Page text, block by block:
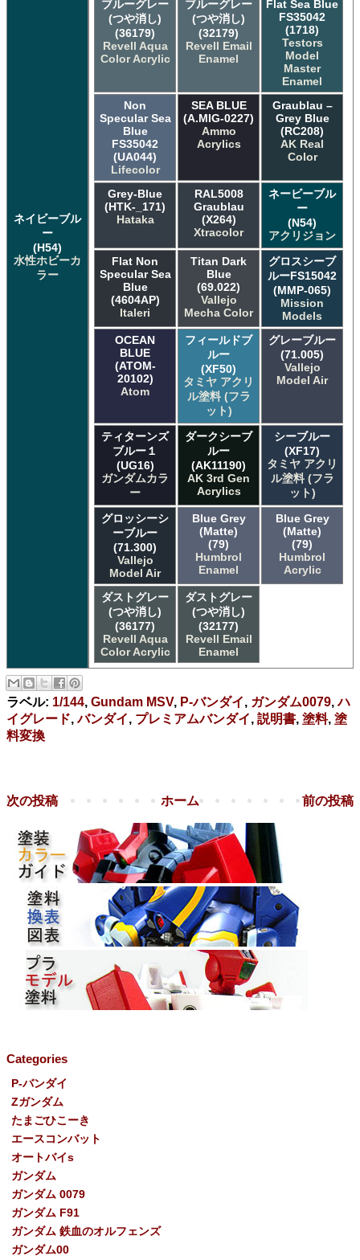
ネイビーブル
ー
(H54)
水性ホビーカ
ラー
ブルーグレー
(つや消し)
(36179)
Revell Aqua
Color Acrylic
ブルーグレー
(つや消し)
(32179)
Revell Email
Enamel
Flat Sea Blue
FS35042
(1718)
Testors
Model
Master
Enamel
Non
Specular Sea
Blue
FS35042
(UA044)
Lifecolor
SEA BLUE
(A.MIG-0227)
Ammo
Acrylics
Graublau –
Grey Blue
(RC208)
AK Real
Color
Grey-Blue
(HTK-_171)
Hataka
RAL5008
Graublau
(X264)
Xtracolor
ネービーブル
ー
(N54)
アクリジョン
Flat Non
Specular Sea
Blue
(4604AP)
Italeri
Titan Dark
Blue
(69.022)
Vallejo
Mecha Color
グロスシーブ
ルーFS15042
(MMP-065)
Mission
Models
OCEAN
BLUE
(ATOM-
20102)
Atom
フィールドブ
ルー
(XF50)
タミヤ アクリ
ル塗料 (フラ
ット)
グレーブルー
(71.005)
Vallejo
Model Air
ティターンズ
ブルー１
(UG16)
ガンダムカラ
ー
ダークシーブ
ルー
(AK11190)
AK 3rd Gen
Acrylics
シーブルー
(XF17)
タミヤ アクリ
ル塗料 (フラ
ット)
グロッシーシ
ーブルー
(71.300)
Vallejo
Model Air
Blue Grey
(Matte)
(79)
Humbrol
Enamel
Blue Grey
(Matte)
(79)
Humbrol
Acrylic
ダストグレー
(つや消し)
(36177)
Revell Aqua
Color Acrylic
ダストグレー
(つや消し)
(32177)
Revell Email
Enamel
ラベル: 1/144, Gundam MSV, P-バンダイ, ガンダム0079,ハ
イグレード,バンダイ, プレミアムバンダイ, 説明書, 塗料, 塗
料変換
次の投稿 前の投稿
ホーム
Categories
P-バンダイ
Ζガンダム
たまごひこーき
エースコンバット
オートバイs
ガンダム
ガンダム 0079
ガンダム F91
ガンダム 鉄血のオルフェンズ
ガンダム00